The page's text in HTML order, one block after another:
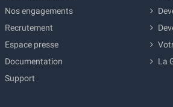
Nos engagements
Recrutement
Espace presse
Documentation
Support
La